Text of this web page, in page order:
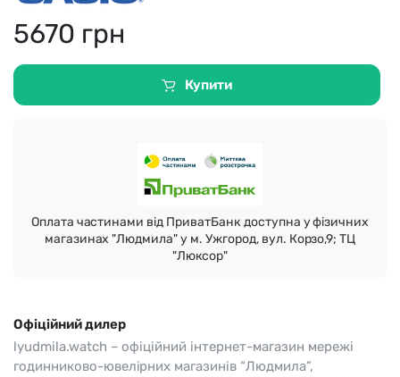
5670 грн
Купити
Оплата частинами від ПриватБанк доступна у фізичних
магазинах "Людмила" у м. Ужгород, вул. Корзо,9; ТЦ
"Люксор"
Офіційний дилер
lyudmila.watch – офіційний інтернет-магазин мережі
годинниково-ювелірних магазинів “Людмила”,